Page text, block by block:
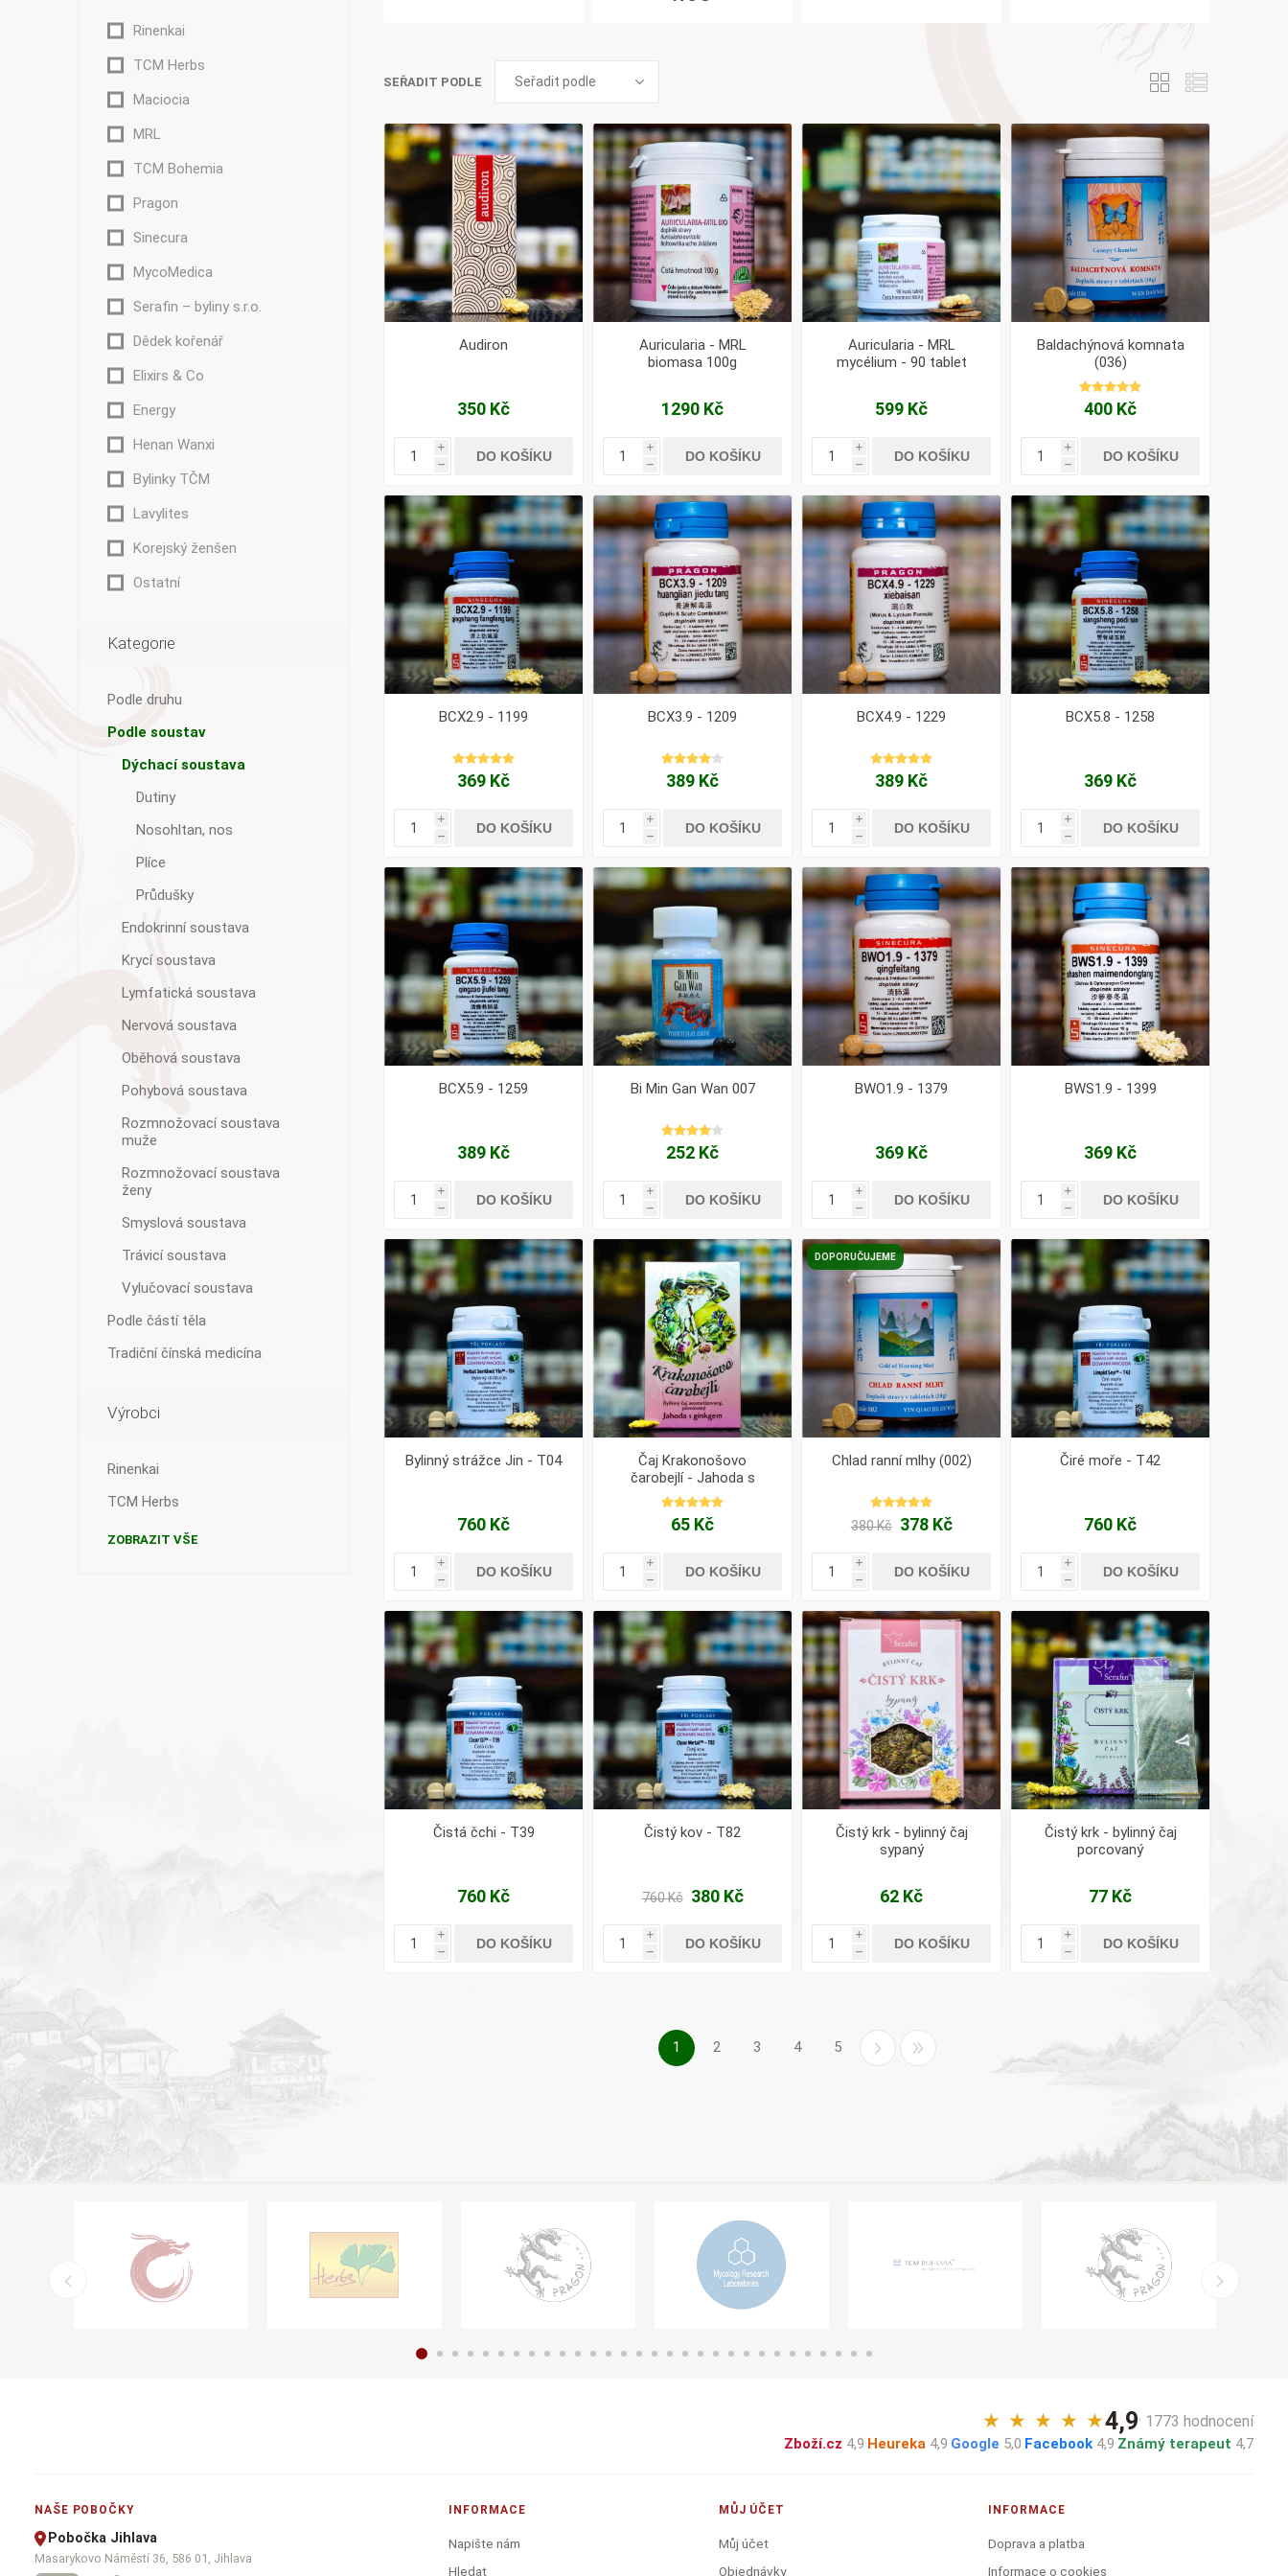
kapky
Narayan
Ostatní
SEŘADIT PODLE
Audiron
350 Kč
i
h
DO KOŠÍKU
Auricularia - MRL
biomasa 100g
1290 Kč
i
h
DO KOŠÍKU
Auricularia - MRL
mycélium - 90 tablet
599 Kč
i
h
DO KOŠÍKU
Baldachýnová komnata
(036)
400 Kč
i
h
DO KOŠÍKU
BCX2.9 - 1199
369 Kč
i
h
DO KOŠÍKU
BCX3.9 - 1209
389 Kč
i
h
DO KOŠÍKU
BCX4.9 - 1229
389 Kč
i
h
DO KOŠÍKU
BCX5.8 - 1258
369 Kč
i
h
DO KOŠÍKU
BCX5.9 - 1259
389 Kč
i
h
DO KOŠÍKU
Bi Min Gan Wan 007
252 Kč
i
h
DO KOŠÍKU
BWO1.9 - 1379
369 Kč
i
h
DO KOŠÍKU
BWS1.9 - 1399
369 Kč
i
h
DO KOŠÍKU
Bylinný strážce Jin - T04
760 Kč
i
h
DO KOŠÍKU
Čaj Krakonošovo
čarobejlí - Jahoda s
ginkgem
65 Kč
i
h
DO KOŠÍKU
DOPORUČUJEME
Chlad ranní mlhy (002)
380 Kč 378 Kč
i
h
DO KOŠÍKU
Čiré moře - T42
760 Kč
i
h
DO KOŠÍKU
Čistá čchi - T39
760 Kč
i
h
DO KOŠÍKU
Čistý kov - T82
760 Kč 380 Kč
i
h
DO KOŠÍKU
Čistý krk - bylinný čaj
sypaný
62 Kč
i
h
DO KOŠÍKU
Čistý krk - bylinný čaj
porcovaný
77 Kč
i
h
DO KOŠÍKU
1 2 3 4 5
Rinenkai
TCM Herbs
Maciocia
MRL
TCM Bohemia
Pragon
Sinecura
MycoMedica
Serafin – byliny s.r.o.
Dědek kořenář
Elixirs & Co
Energy
Henan Wanxi
Bylinky TČM
Lavylites
Korejský ženšen
Ostatní
Kategorie
Podle druhu
Podle soustav
Dýchací soustava
Dutiny
Nosohltan, nos
Plíce
Průdušky
Endokrinní soustava
Krycí soustava
Lymfatická soustava
Nervová soustava
Oběhová soustava
Pohybová soustava
Rozmnožovací soustava
muže
Rozmnožovací soustava
ženy
Smyslová soustava
Trávicí soustava
Vylučovací soustava
Podle částí těla
Tradiční čínská medicína
Výrobci
Rinenkai
TCM Herbs
ZOBRAZIT VŠE
★ ★ ★ ★ ★4,9· 1773 hodnocení
Zboží.cz 4,9· Heureka 4,9·Google 5,0· Facebook 4,9·Známý terapeut 4,7
NAŠE POBOČKY
Pobočka Jihlava
Masarykovo Náměstí 36, 586 01, Jihlava
INFORMACE
Napište nám
Hledat
MŮJ ÚČET
Můj účet
Objednávky
INFORMACE
Doprava a platba
Informace o cookies